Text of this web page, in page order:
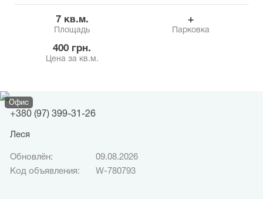
7 кв.м.
Площадь
+
Парковка
400 грн.
Цена за кв.м.
+380 (97) 399-31-26
Леся
Обновлён:
09.08.2026
Код объявления:
W-780793
Офис